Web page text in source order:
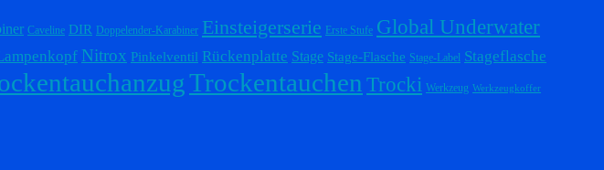
Caveline DIR Doppelender-Karabiner Einsteigerserie Erste Stufe Global Underwater
Nitrox Pinkelventil Rückenplatte Stage Stage-Flasche Stage-Label Stageflasche
Trockentauchen Trocki Werkzeug Werkzeugkoffer